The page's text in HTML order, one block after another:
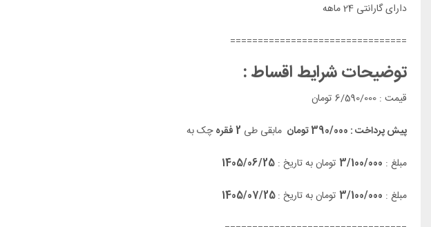
دارای گارانتی 24 ماهه
================================
توضیحات شرایط اقساط :
قیمت : 6/590/000 تومان
پیش پرداخت : 390/000 تومان
مابقی طی 2 فقره
چک به
مبلغ : 3/100/000 تومان به تاریخ : 1405/06/25
مبلغ : 3/100/000 تومان به تاریخ :